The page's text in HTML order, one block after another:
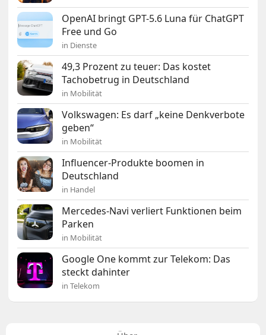
OpenAI bringt GPT-5.6 Luna für ChatGPT
Free und Go
in Dienste
49,3 Prozent zu teuer: Das kostet
Tachobetrug in Deutschland
in Mobilität
Volkswagen: Es darf „keine Denkverbote
geben“
in Mobilität
Influencer-Produkte boomen in
Deutschland
in Handel
Mercedes-Navi verliert Funktionen beim
Parken
in Mobilität
Google One kommt zur Telekom: Das
steckt dahinter
in Telekom